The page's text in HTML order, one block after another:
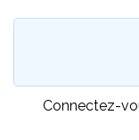
Connectez-